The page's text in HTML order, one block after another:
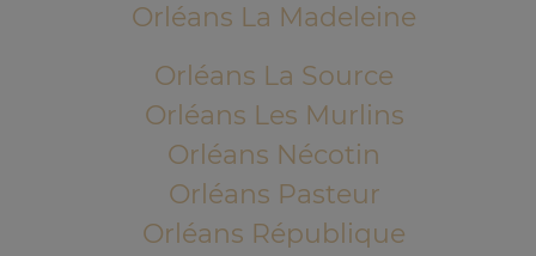
Orléans La Madeleine
Orléans La Source
Orléans Les Murlins
Orléans Nécotin
Orléans Pasteur
Orléans République